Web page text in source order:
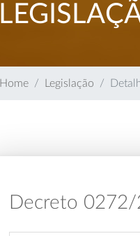
Home Legislação
Decreto